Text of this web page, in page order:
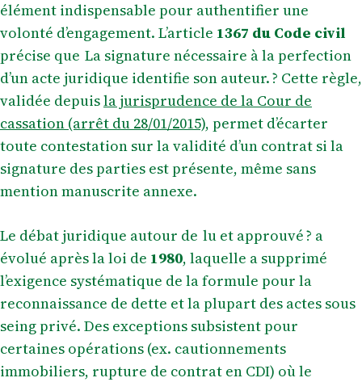
élément indispensable pour authentifier une
volonté d’engagement. L’article 1367 du Code civil
précise que La signature nécessaire à la perfection
d’un acte juridique identifie son auteur. ? Cette règle,
validée depuisla jurisprudence de la Cour de
cassation (arrêt du 28/01/2015), permet d’écarter
toute contestation sur la validité d’un contrat si la
signature des parties est présente, même sans
mention manuscrite annexe.
Le débat juridique autour de lu et approuvé ? a
évolué après la loi de 1980, laquelle a supprimé
l’exigence systématique de la formule pour la
reconnaissance de dette et la plupart des actes sous
seing privé. Des exceptions subsistent pour
certaines opérations (ex. cautionnements
immobiliers, rupture de contrat en CDI) où le